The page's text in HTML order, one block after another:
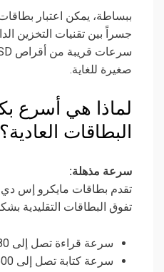
ببساطة، يمكن اعتبار
جسراً بين تقنيات التخزين
صغيرة للغاية.
لماذا هي أسرع
البطاقات العادية؟
سرعة مذهلة:
تقدم بطاقات مايكرو إس
تفوق البطاقات التقليدية
سرعة قراءة تصل إلى 880-900 ميجابايت/ثانية
سرعة كتابة تصل إلى 600-650 ميجابايت/ثانية